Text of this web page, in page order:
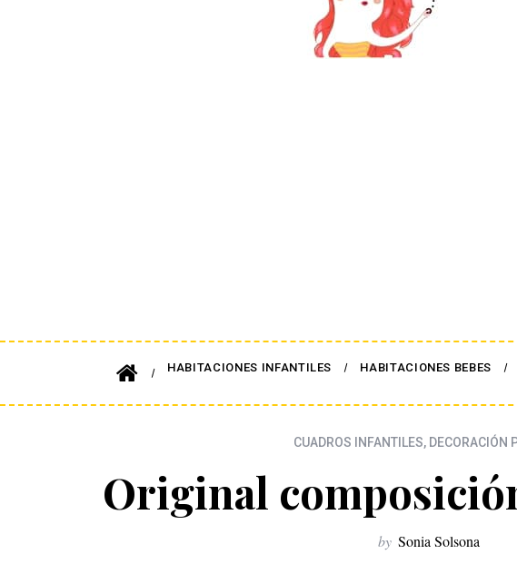
HABITACIONES INFANTILES HABITACIONES BEBES
CUADROS INFANTILES, DECORACIÓN
Original
by Sonia Solsona